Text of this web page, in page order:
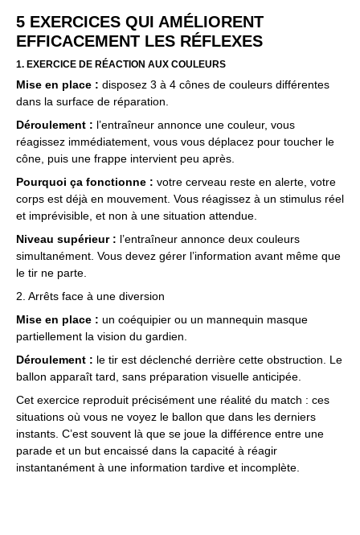
5 EXERCICES QUI AMÉLIORENT
EFFICACEMENT LES RÉFLEXES
1. EXERCICE DE RÉACTION AUX COULEURS
Mise en place : disposez 3 à 4 cônes de couleurs différentes
dans la surface de réparation.
Déroulement : l’entraîneur annonce une couleur, vous
réagissez immédiatement, vous vous déplacez pour toucher le
cône, puis une frappe intervient peu après.
Pourquoi ça fonctionne : votre cerveau reste en alerte, votre
corps est déjà en mouvement. Vous réagissez à un stimulus réel
et imprévisible, et non à une situation attendue.
Niveau supérieur : l’entraîneur annonce deux couleurs
simultanément. Vous devez gérer l’information avant même que
le tir ne parte.
2. Arrêts face à une diversion
Mise en place : un coéquipier ou un mannequin masque
partiellement la vision du gardien.
Déroulement : le tir est déclenché derrière cette obstruction. Le
ballon apparaît tard, sans préparation visuelle anticipée.
Cet exercice reproduit précisément une réalité du match : ces
situations où vous ne voyez le ballon que dans les derniers
instants. C’est souvent là que se joue la différence entre une
parade et un but encaissé dans la capacité à réagir
instantanément à une information tardive et incomplète.